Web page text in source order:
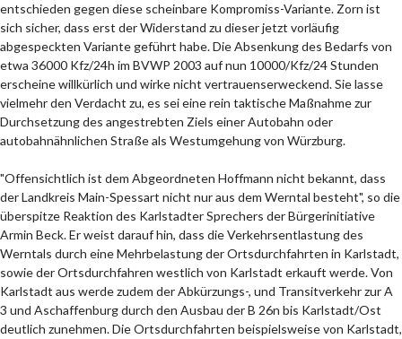
entschieden gegen diese scheinbare Kompromiss-Variante. Zorn ist
sich sicher, dass erst der Widerstand zu dieser jetzt vorläufig
abgespeckten Variante geführt habe. Die Absenkung des Bedarfs von
etwa 36000 Kfz/24h im BVWP 2003 auf nun 10000/Kfz/24 Stunden
erscheine willkürlich und wirke nicht vertrauenserweckend. Sie lasse
vielmehr den Verdacht zu, es sei eine rein taktische Maßnahme zur
Durchsetzung des angestrebten Ziels einer Autobahn oder
autobahnähnlichen Straße als Westumgehung von Würzburg.
"Offensichtlich ist dem Abgeordneten Hoffmann nicht bekannt, dass
der Landkreis Main-Spessart nicht nur aus dem Werntal besteht", so die
überspitze Reaktion des Karlstadter Sprechers der Bürgerinitiative
Armin Beck. Er weist darauf hin, dass die Verkehrsentlastung des
Werntals durch eine Mehrbelastung der Ortsdurchfahrten in Karlstadt,
sowie der Ortsdurchfahren westlich von Karlstadt erkauft werde. Von
Karlstadt aus werde zudem der Abkürzungs-, und Transitverkehr zur A
3 und Aschaffenburg durch den Ausbau der B 26n bis Karlstadt/Ost
deutlich zunehmen. Die Ortsdurchfahrten beispielsweise von Karlstadt,